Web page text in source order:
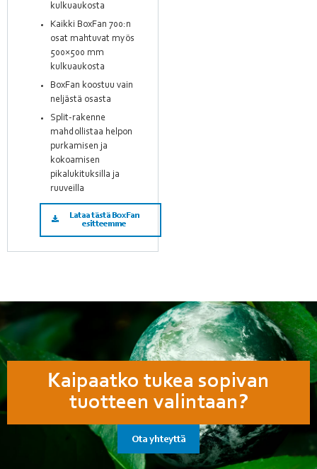
kulkuaukosta
Kaikki BoxFan 700:n
osat mahtuvat myös
500×500 mm
kulkuaukosta
BoxFan koostuu vain
neljästä osasta
Split-rakenne
mahdollistaa helpon
purkamisen ja
kokoamisen
pikalukituksilla ja
ruuveilla
Lataa tästä BoxFan
esitteemme
Kaipaatko tukea sopivan
tuotteen valintaan?
Ota yhteyttä